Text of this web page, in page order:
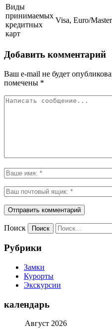
Виды
принимаемых
кредитных
карт
Visa, Euro/
Добавить комментарий
Ваш e-mail не будет
помечены *
Поиск
Рубрики
Замки
Курорты
Экскурсии
календарь
Август 2026